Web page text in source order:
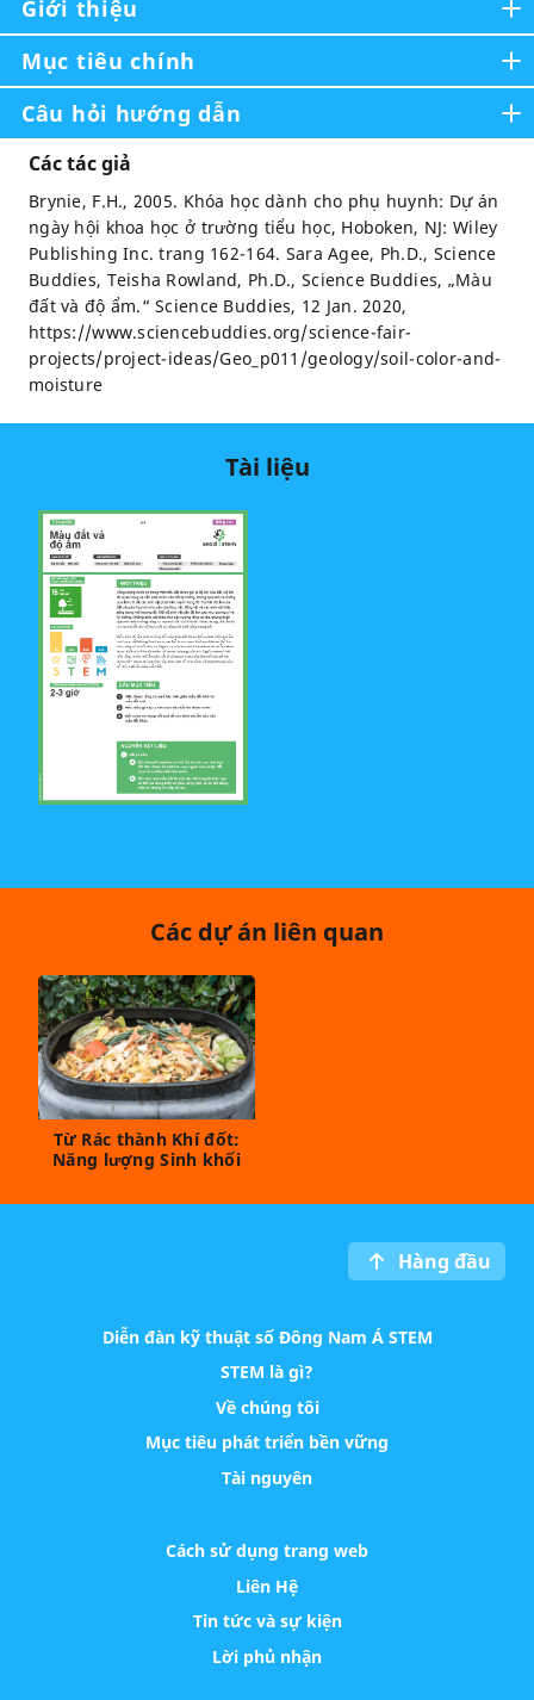
Giới thiệu
Mục tiêu chính
Câu hỏi hướng dẫn
Các tác giả
Brynie, F.H., 2005. Khóa học dành cho phụ huynh: Dự án
ngày hội khoa học ở trường tiểu học, Hoboken, NJ: Wiley
Publishing Inc. trang 162-164. Sara Agee, Ph.D., Science
Buddies, Teisha Rowland, Ph.D., Science Buddies, „Màu
đất và độ ẩm.“ Science Buddies, 12 Jan. 2020,
https://www.sciencebuddies.org/science-fair-
projects/project-ideas/Geo_p011/geology/soil-color-and-
moisture
Tài liệu
Các dự án liên quan
Từ Rác thành Khí đốt:
Năng lượng Sinh khối
Hàng đầu
Diễn đàn kỹ thuật số Đông Nam Á STEM
STEM là gì?
Về chúng tôi
Mục tiêu phát triển bền vững
Tài nguyên
Cách sử dụng trang web
Liên Hệ
Tin tức và sự kiện
Lời phủ nhận